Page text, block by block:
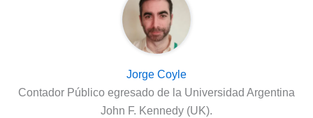
Jorge Coyle
Contador Público egresado de la Universidad Argentina
John F. Kennedy (UK).